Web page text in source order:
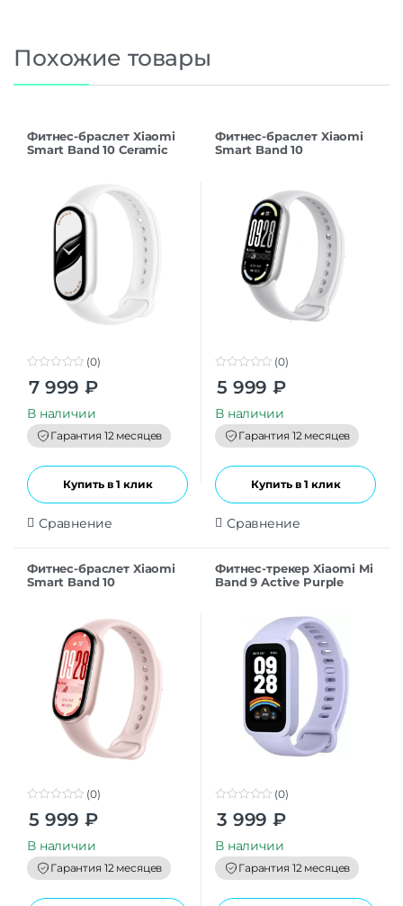
Похожие товары
Фитнес-браслет Xiaomi
Smart Band 10 Ceramic
o
t
o
f
5
(0)
7 999 ₽
В наличии
Гарантия 12 месяцев
Купить в 1 клик
Сравнение
Фитнес-браслет Xiaomi
Smart Band 10
o
t
o
f
5
(0)
5 999 ₽
В наличии
Гарантия 12 месяцев
Купить в 1 клик
Сравнение
Фитнес-браслет Xiaomi
Smart Band 10
o
t
o
f
5
(0)
5 999 ₽
В наличии
Гарантия 12 месяцев
Фитнес-трекер Xiaomi Mi
Band 9 Active Purple
o
t
o
f
5
(0)
3 999 ₽
В наличии
Гарантия 12 месяцев